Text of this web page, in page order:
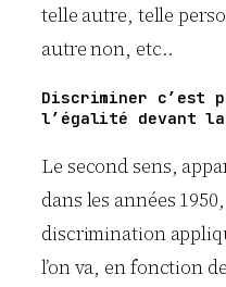
telle autre, telle
autre non, etc..
Discriminer c’est
l’égalité devant
Le second sens,
dans les années
discrimination
l’on va, en fonction